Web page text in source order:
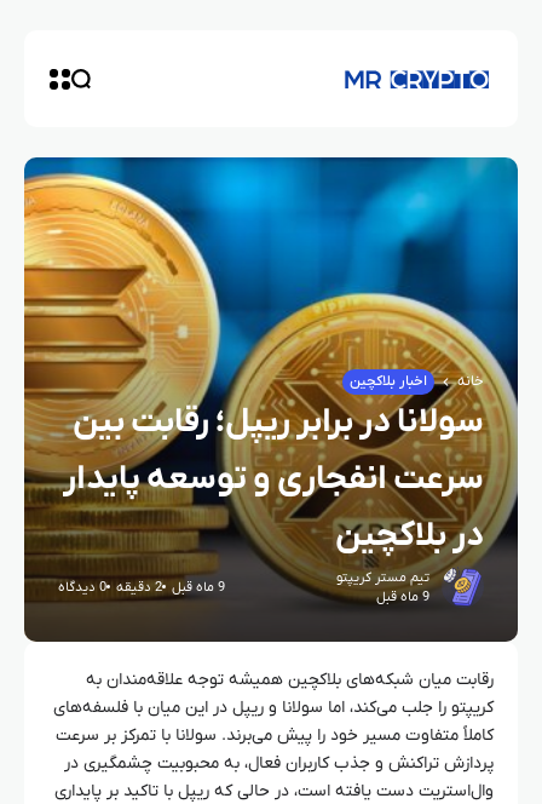
خانه اخبار بلاکچین
سولانا در برابر ریپل؛ رقابت بین
سرعت انفجاری و توسعه پایدار
در بلاکچین
تیم مستر کریپتو
9 ماه قبل
9 ماه قبل 2 دقیقه 0 دیدگاه
رقابت میان شبکه‌های بلاکچین همیشه توجه علاقه‌مندان به
کریپتو را جلب می‌کند، اما سولانا و ریپل در این میان با فلسفه‌های
کاملاً متفاوت مسیر خود را پیش می‌برند. سولانا با تمرکز بر سرعت
پردازش تراکنش و جذب کاربران فعال، به محبوبیت چشمگیری در
وال‌استریت دست یافته است، در حالی که ریپل با تاکید بر پایداری